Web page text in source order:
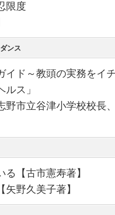
限度
ンス
イド～教頭の実務をイ
ルス」
野市立谷津小学校校長
【古市憲寿著】
野久美子著】